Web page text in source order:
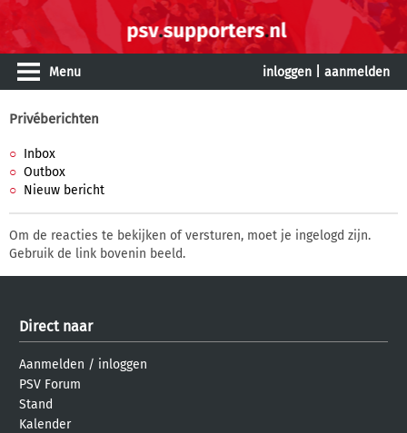
Menu inloggen aanmelden
Privéberichten
Inbox
Outbox
Nieuw bericht
Om de reacties te bekijken of versturen, moet je ingelogd zijn.
Gebruik de link bovenin beeld.
Direct naar
Aanmelden / inloggen
PSV Forum
Stand
Kalender